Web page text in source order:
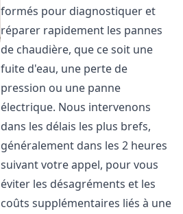
formés pour diagnostiquer et
réparer rapidement les pannes
de chaudière, que ce soit une
fuite d'eau, une perte de
pression ou une panne
électrique. Nous intervenons
dans les délais les plus brefs,
généralement dans les 2 heures
suivant votre appel, pour vous
éviter les désagréments et les
coûts supplémentaires liés à une